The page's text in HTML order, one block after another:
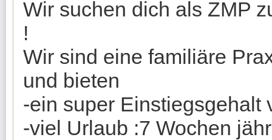
Wir suchen dich als ZMP
!
Wir sind eine familiäre
und bieten
-ein super Einstiegsgehalt
-viel Urlaub :7 Wochen